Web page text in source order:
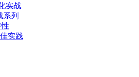
实战
系列
实践